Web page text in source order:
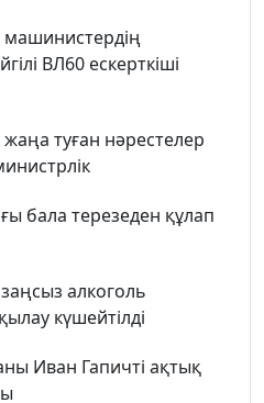
ВЛ60 ескерткіші
жаңа туған нәрестелер
бала терезеден құлап
алкоголь
күшейтілді
Иван Гапичті ақтық